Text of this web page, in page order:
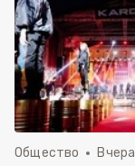
Общество